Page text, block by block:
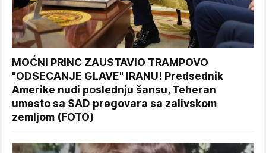
MOĆNI PRINC ZAUSTAVIO TRAMPOVO
"ODSECANJE GLAVE" IRANU! Predsednik
Amerike nudi poslednju šansu, Teheran
umesto sa SAD pregovara sa zalivskom
zemljom (FOTO)